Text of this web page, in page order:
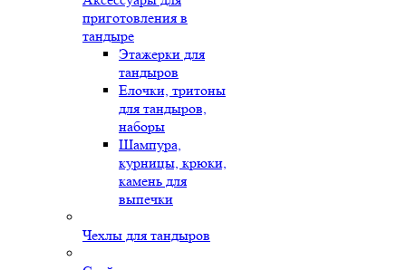
приготовления в
тандыре
Этажерки для
тандыров
Елочки, тритоны
для тандыров,
наборы
Шампура,
курницы, крюки,
камень для
выпечки
Чехлы для тандыров